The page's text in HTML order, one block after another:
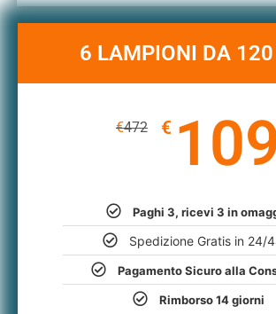
6 LAMPIONI DA 120
€472 €
Paghi 3, ricevi 3 in
Spedizione Gratis in 24/
Pagamento Sicuro alla
Rimborso 14 giorni